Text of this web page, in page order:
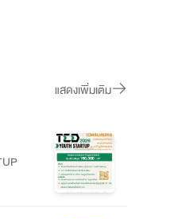
แสดงเพิ่มเติม